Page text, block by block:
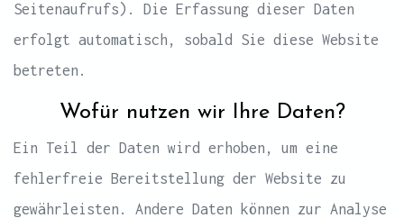
Seitenaufrufs). Die Erfassung dieser Daten
erfolgt automatisch, sobald Sie diese Website
betreten.
Wofür nutzen wir Ihre Daten?
Ein Teil der Daten wird erhoben, um eine
fehlerfreie Bereitstellung der Website zu
gewährleisten. Andere Daten können zur Analyse